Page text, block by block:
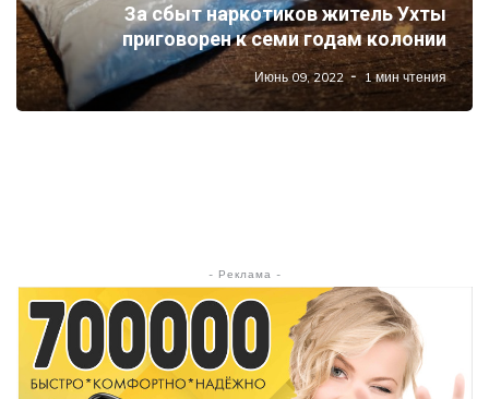
За сбыт наркотиков житель Ухты
приговорен к семи годам колонии
Июнь 09, 2022 1 мин чтения
- Реклама -